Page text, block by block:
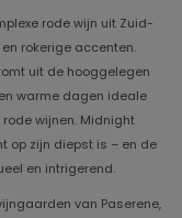
rode wijn uit Zuid-
rokerige accenten.
uit de hooggelegen
warme dagen ideale
wijnen. Midnight
op zijn diepst is – en de
en intrigerend.
van Paserene,